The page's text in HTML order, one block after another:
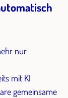
nur
mit KI
gemeinsame